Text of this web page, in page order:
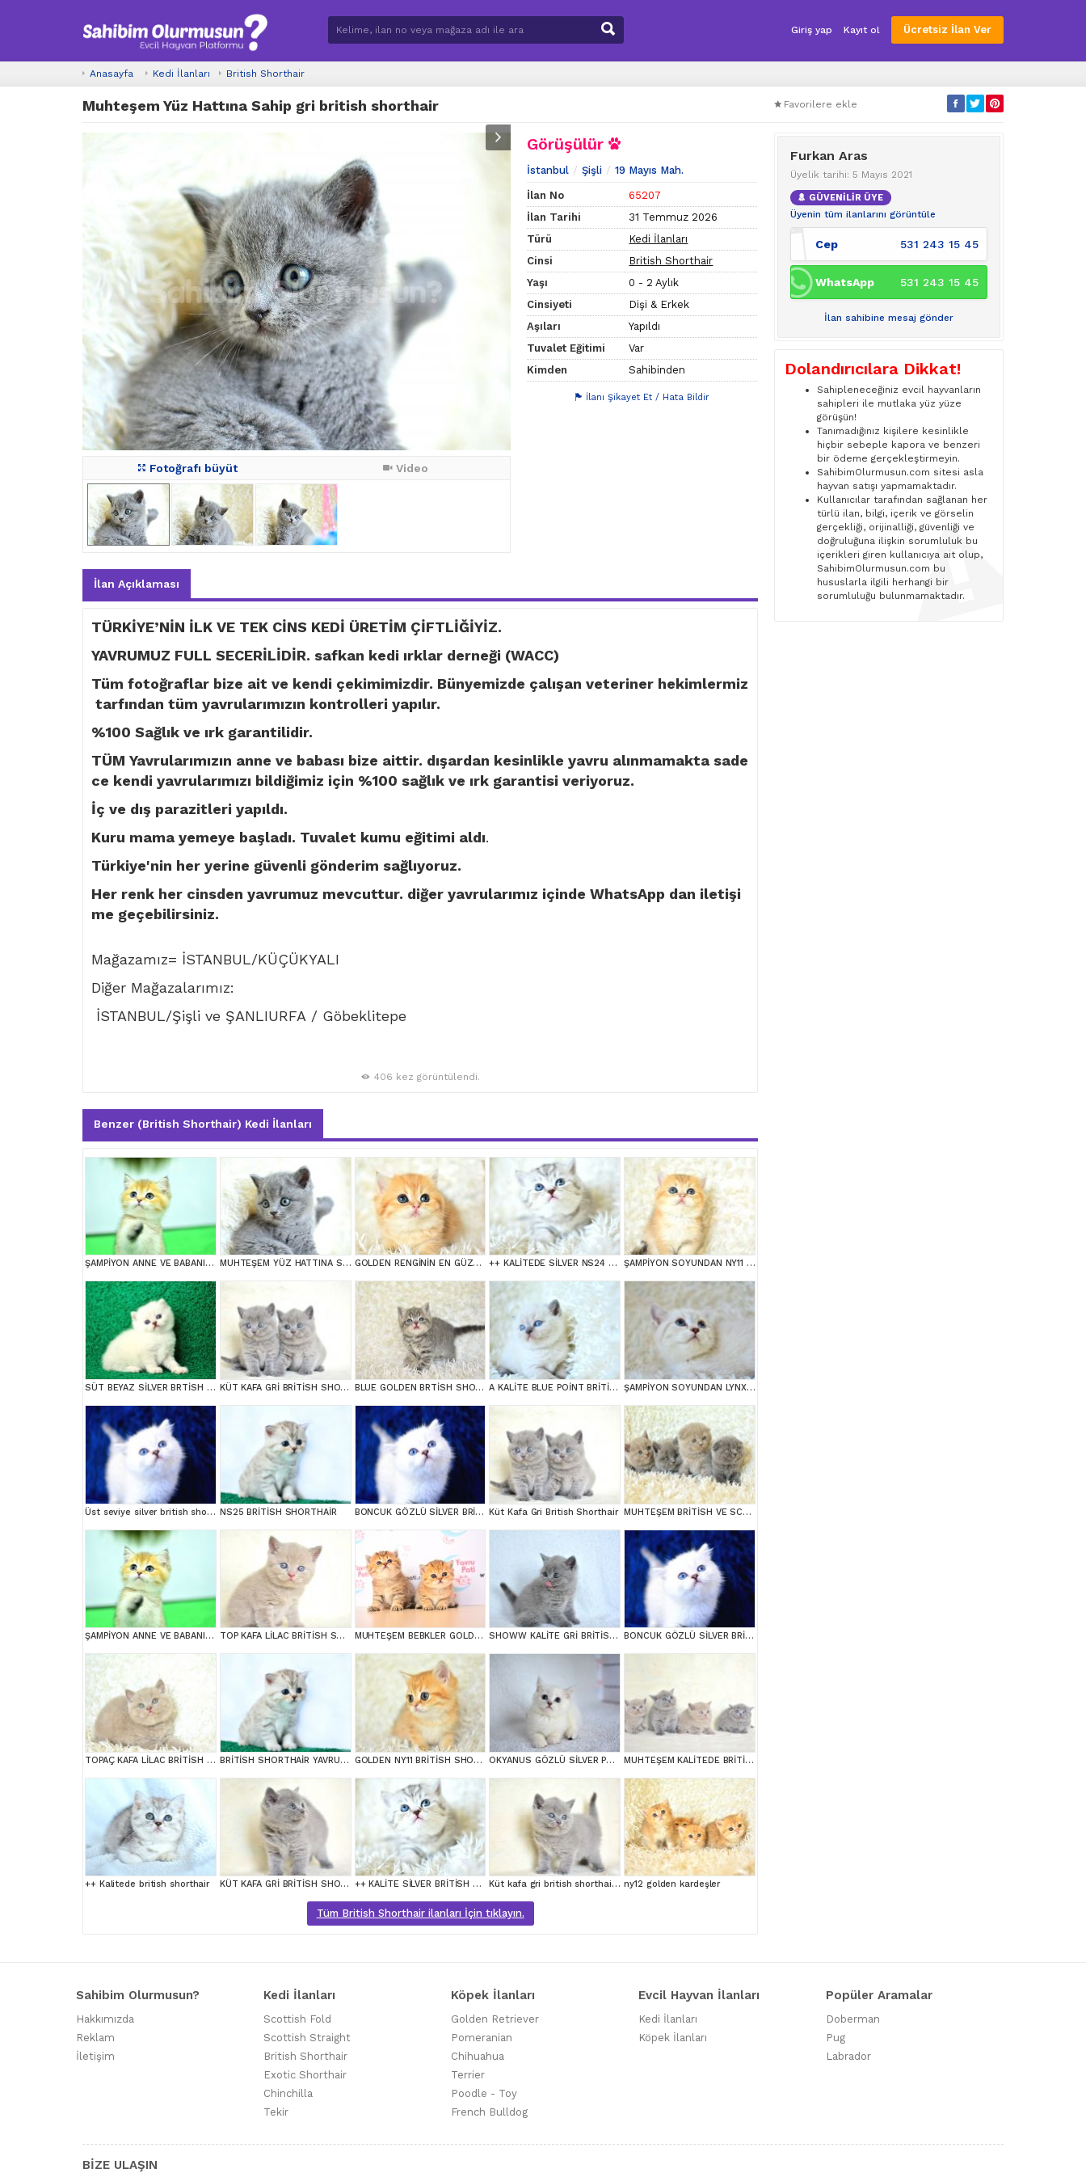
Giriş yap Kayıt ol Ücretsiz İlan Ver
Anasayfa Kedi İlanları British Shorthair
Muhteşem Yüz Hattına Sahip gri british shorthair Favorilere ekle
Fotoğrafı büyüt Video
Görüşülür
İstanbul Şişli 19 Mayıs Mah.
İlan No
65207
İlan Tarihi
31 Temmuz 2026
Türü
Kedi İlanları
Cinsi
British Shorthair
Yaşı
0 - 2 Aylık
Cinsiyeti
Dişi & Erkek
Aşıları
Yapıldı
Tuvalet Eğitimi
Var
Kimden
Sahibinden
İlanı Şikayet Et / Hata Bildir
İlan Açıklaması
TÜRKİYE’NİN İLK VE TEK CİNS KEDİ ÜRETİM ÇİFTLİĞİYİZ.
YAVRUMUZ FULL SECERİLİDİR. safkan kedi ırklar derneği (WACC)
Tüm fotoğraflar bize ait ve kendi çekimimizdir. Bünyemizde çalışan veteriner hekimlermiz
tarfından tüm yavrularımızın kontrolleri yapılır.
%100 Sağlık ve ırk garantilidir.
TÜM Yavrularımızın anne ve babası bize aittir. dışardan kesinlikle yavru alınmamakta sade
ce kendi yavrularımızı bildiğimiz için %100 sağlık ve ırk garantisi veriyoruz.
İç ve dış parazitleri yapıldı.
Kuru mama yemeye başladı. Tuvalet kumu eğitimi aldı.
Türkiye'nin her yerine güvenli gönderim sağlıyoruz.
Her renk her cinsden yavrumuz mevcuttur. diğer yavrularımız içinde WhatsApp dan iletişi
me geçebilirsiniz.
Mağazamız= İSTANBUL/KÜÇÜKYALI
Diğer Mağazalarımız:
İSTANBUL/Şişli ve ŞANLIURFA / Göbeklitepe
406 kez görüntülendi.
Benzer (British Shorthair) Kedi İlanları
ŞAMPİYON ANNE VE BABANI YAVRUSU NY11 GOLDEN BRİTİSH SHORTHAİR YAVRUMUZ MUHTEŞEM YÜZ HATTINA SAHİP GRİ BRİTİSH SHORTHAİR YAVRUMUZ GOLDEN RENGİNİN EN GÜZEL TONU NY11 BRİTİSH SHORTHAİR ++ KALİTEDE SİLVER NS24 BRİTİSH SHORTHAİR ŞAMPİYON SOYUNDAN NY11 GOLDEN BRİTİSH SHORTHAİR
SÜT BEYAZ SİLVER BRTİSH SHORTHAİR NS1133 KÜT KAFA GRİ BRİTİSH SHORTHAİR YAVRULARIMIZ BLUE GOLDEN BRTİSH SHORTHAİR YAVRUMUZ A KALİTE BLUE POİNT BRİTİSH SHORTHAİR ŞAMPİYON SOYUNDAN LYNX BRİTİSH SHORTHAİR
Üst seviye silver british shorthair yavrumuz ns1133 NS25 BRİTİSH SHORTHAİR BONCUK GÖZLÜ SİLVER BRİTİSH SHORTHAİR NS1133 Küt Kafa Gri British Shorthair MUHTEŞEM BRİTİSH VE SCOTTİSH YAVRULAR
ŞAMPİYON ANNE VE BABANI YAVRUSU NY11 GOLDEN BRİTİSH SHORTHAİR YAVRUMUZ TOP KAFA LİLAC BRİTİSH SHORTHAİR YAVRULARIMIZ MUHTEŞEM BEBKLER GOLDEN BRİTİSH SHORTHAİR SHOWW KALİTE GRİ BRİTİSH SHORTHAİR YAVRUMUZ BONCUK GÖZLÜ SİLVER BRİTİSH SHORTHAİR NS1133
TOPAÇ KAFA LİLAC BRİTİSH SHORTHAİR BRİTİSH SHORTHAİR YAVRUMUZ GOLDEN NY11 BRİTİSH SHORTHAİR YAVRUMUZ OKYANUS GÖZLÜ SİLVER POİNT BRİTİSH SHORTHAİR YAVRUMUZ erkek MUHTEŞEM KALİTEDE BRİTİSH SHORTHAİR YAVRULARIMIZ
++ Kalitede british shorthair KÜT KAFA GRİ BRİTİSH SHORTHAİR ++ KALİTE SİLVER BRİTİSH SHORTHAİR Küt kafa gri british shorthair yavrularımız ny12 golden kardeşler
Tüm British Shorthair ilanları İçin tıklayın.
Furkan Aras
Üyelik tarihi: 5 Mayıs 2021
GÜVENİLİR ÜYE
Üyenin tüm ilanlarını görüntüle
Cep 531 243 15 45
WhatsApp 531 243 15 45
İlan sahibine mesaj gönder
Dolandırıcılara Dikkat!
Sahipleneceğiniz evcil hayvanların
sahipleri ile mutlaka yüz yüze
görüşün!
Tanımadığınız kişilere kesinlikle
hiçbir sebeple kapora ve benzeri
bir ödeme gerçekleştirmeyin.
SahibimOlurmusun.com sitesi asla
hayvan satışı yapmamaktadır.
Kullanıcılar tarafından sağlanan her
türlü ilan, bilgi, içerik ve görselin
gerçekliği, orijinalliği, güvenliği ve
doğruluğuna ilişkin sorumluluk bu
içerikleri giren kullanıcıya ait olup,
SahibimOlurmusun.com bu
hususlarla ilgili herhangi bir
sorumluluğu bulunmamaktadır.
Sahibim Olurmusun?
Hakkımızda
Reklam
İletişim
Kedi İlanları
Scottish Fold
Scottish Straight
British Shorthair
Exotic Shorthair
Chinchilla
Tekir
Köpek İlanları
Golden Retriever
Pomeranian
Chihuahua
Terrier
Poodle - Toy
French Bulldog
Evcil Hayvan İlanları
Kedi İlanları
Köpek İlanları
Popüler Aramalar
Doberman
Pug
Labrador
BİZE ULAŞIN